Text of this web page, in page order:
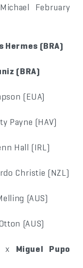
February
Hermes (BRA)
(BRA)
(EUA)
Payne (HAV)
Hall (IRL)
Christie (NZL)
(AUS)
(AUS)
x Miguel Pupo